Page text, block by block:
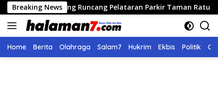
Langsung
ke
konten
Breaking News
Runcang Pelataran Parkir Taman Ratu Safiatuddin
Home Berita Olahraga Salam7 Hukrim Ekbis Politik